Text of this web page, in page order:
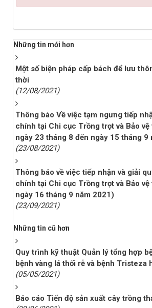
Những tin mới hơn
Một số biện pháp cấp bách để lưu
thời
(12/08/2021)
Thông báo Về việc tạm ngưng tiếp
chính tại Chi cục Trồng trọt và Bảo
ngày 23 tháng 8 đến ngày 15 tháng 9
(23/08/2021)
Thông báo về việc tiếp nhận và giải
chính tại Chi cục Trồng trọt và Bảo
ngày 16 tháng 9 năm 2021)
(23/09/2021)
Những tin cũ hơn
Quy trình kỹ thuật Quản lý tổng hợp
bệnh vàng lá thối rễ và bệnh Tristeza
(05/05/2021)
Báo cáo Tiến độ sản xuất cây trồng